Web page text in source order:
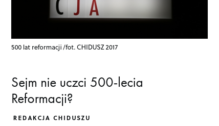
500 lat reformacji /fot. CHIDUSZ 2017
Sejm nie uczci 500-lecia
Reformacji?
REDAKCJA CHIDUSZU